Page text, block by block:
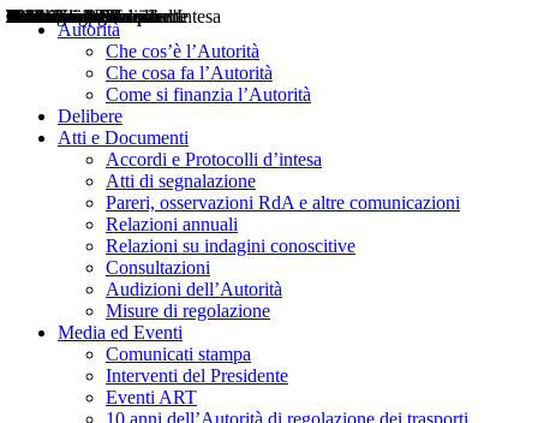
Autorità
Che cos’è l’Autorità
Che cosa fa l’Autorità
Come si finanzia l’Autorità
Delibere
Atti e Documenti
Accordi e Protocolli d’intesa
Atti di segnalazione
Pareri, osservazioni RdA e altre comunicazioni
Relazioni annuali
Relazioni su indagini conoscitive
Consultazioni
Audizioni dell’Autorità
Misure di regolazione
Media ed Eventi
Comunicati stampa
Interventi del Presidente
Eventi ART
10 anni dell’Autorità di regolazione dei trasporti
Delibere
Pareri
Consultazioni
Audizioni
Atti di Segnalazione
Accordi e Protocolli d'Intesa
Relazioni annuali
Misure di regolazione
Notizie
Comunicati Stampa
Bollettini ART
Convegni ART
Interviste del Presidente
Articoli in primo piano
Interventi del Presidente
2004
2005
2010
2013
2014
2015
2016
2017
2018
2019
202
2020
2021
2022
2023
2024
2025
2026
Aereo
Marittimo
Terrestre